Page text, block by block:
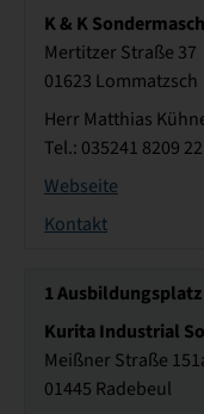
K & K
Mertitzer Straße 37
01623 Lommatzsch
Herr Matthias
Tel.: 035241 8209 22
Webseite
Kontakt
1Ausbildungsplatz
Kurita Industrial
Meißner Straße
01445 Radebeul